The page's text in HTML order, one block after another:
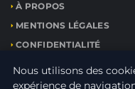
À PROPOS
MENTIONS LÉGALES
CONFIDENTIALITÉ
PLAN DU SITE
Nous utilisons des
expérience de